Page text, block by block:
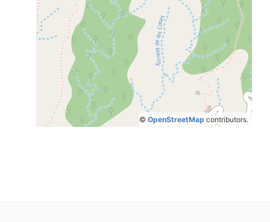
© OpenStreetMap contributors.